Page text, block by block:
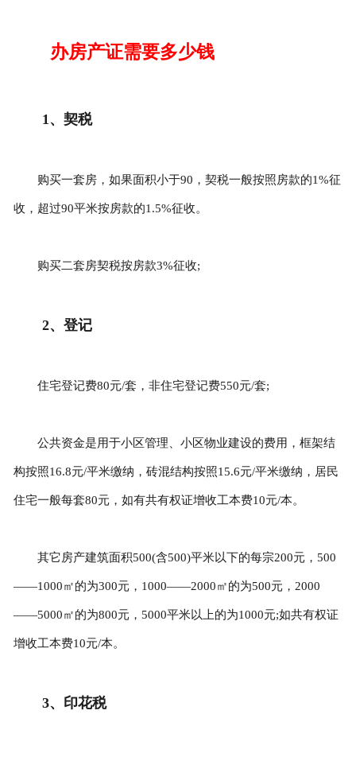
办房产证需要多少钱
1、契税
购买一套房，如果面积小于90，契税一般按照房款的1%征
收，超过90平米按房款的1.5%征收。
购买二套房契税按房款3%征收;
2、登记
住宅登记费80元/套，非住宅登记费550元/套;
公共资金是用于小区管理、小区物业建设的费用，框架结
构按照16.8元/平米缴纳，砖混结构按照15.6元/平米缴纳，居民
住宅一般每套80元，如有共有权证增收工本费10元/本。
其它房产建筑面积500(含500)平米以下的每宗200元，500
——1000㎡的为300元，1000——2000㎡的为500元，2000
——5000㎡的为800元，5000平米以上的为1000元;如共有权证
增收工本费10元/本。
3、印花税